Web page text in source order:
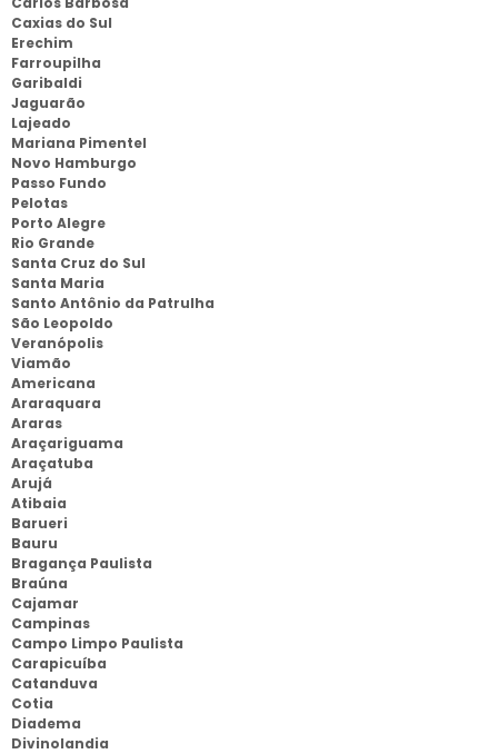
Caxias do Sul
Erechim
Farroupilha
Garibaldi
Jaguarão
Lajeado
Mariana Pimentel
Novo Hamburgo
Passo Fundo
Pelotas
Porto Alegre
Rio Grande
Santa Cruz do Sul
Santa Maria
Santo Antônio da Patrulha
São Leopoldo
Veranópolis
Viamão
Americana
Araraquara
Araras
Araçariguama
Araçatuba
Arujá
Atibaia
Barueri
Bauru
Bragança Paulista
Braúna
Cajamar
Campinas
Campo Limpo Paulista
Carapicuíba
Catanduva
Cotia
Diadema
Divinolandia